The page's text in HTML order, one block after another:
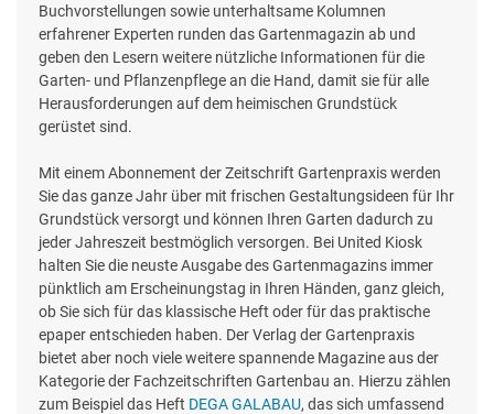
Buchvorstellungen sowie unterhaltsame Kolumnen
erfahrener Experten runden das Gartenmagazin ab und
geben den Lesern weitere nützliche Informationen für die
Garten- und Pflanzenpflege an die Hand, damit sie für alle
Herausforderungen auf dem heimischen Grundstück
gerüstet sind.
Mit einem Abonnement der Zeitschrift Gartenpraxis werden
Sie das ganze Jahr über mit frischen Gestaltungsideen für Ihr
Grundstück versorgt und können Ihren Garten dadurch zu
jeder Jahreszeit bestmöglich versorgen. Bei United Kiosk
halten Sie die neuste Ausgabe des Gartenmagazins immer
pünktlich am Erscheinungstag in Ihren Händen, ganz gleich,
ob Sie sich für das klassische Heft oder für das praktische
epaper entschieden haben. Der Verlag der Gartenpraxis
bietet aber noch viele weitere spannende Magazine aus der
Kategorie der Fachzeitschriften Gartenbau an. Hierzu zählen
zum Beispiel das Heft DEGA GALABAU, das sich umfassend